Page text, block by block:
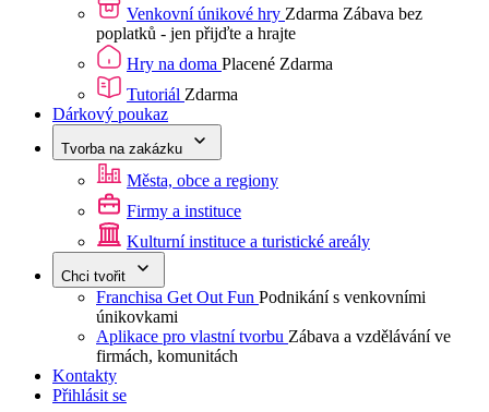
Venkovní únikové hry Zdarma Zábava bez
poplatků - jen přijďte a hrajte
Hry na doma Placené Zdarma
Tutoriál Zdarma
Dárkový poukaz
Tvorba na zakázku
Města, obce a regiony
Firmy a instituce
Kulturní instituce a turistické areály
Chci tvořit
Franchisa Get Out Fun Podnikání s venkovními
únikovkami
Aplikace pro vlastní tvorbu Zábava a vzdělávání ve
firmách, komunitách
Kontakty
Přihlásit se